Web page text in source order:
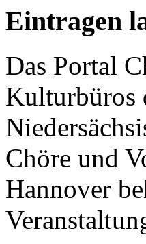
Eintragen
Das Portal
Kulturbüros
Chöre und
Hannover